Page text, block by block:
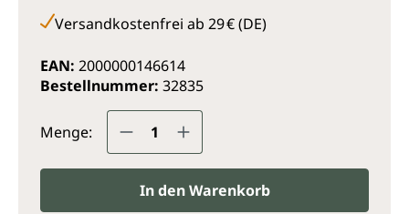
Versandkostenfrei ab 29 € (DE)
EAN: 2000000146614
Bestellnummer: 32835
Menge: Produkt Anzahl: Gib den
In den Warenkorb